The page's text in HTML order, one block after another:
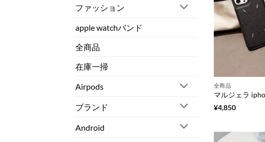
ファッション
apple watchバンド
全商品
在庫一掃
Airpods
ブランド
Android
全商品
¥4,850